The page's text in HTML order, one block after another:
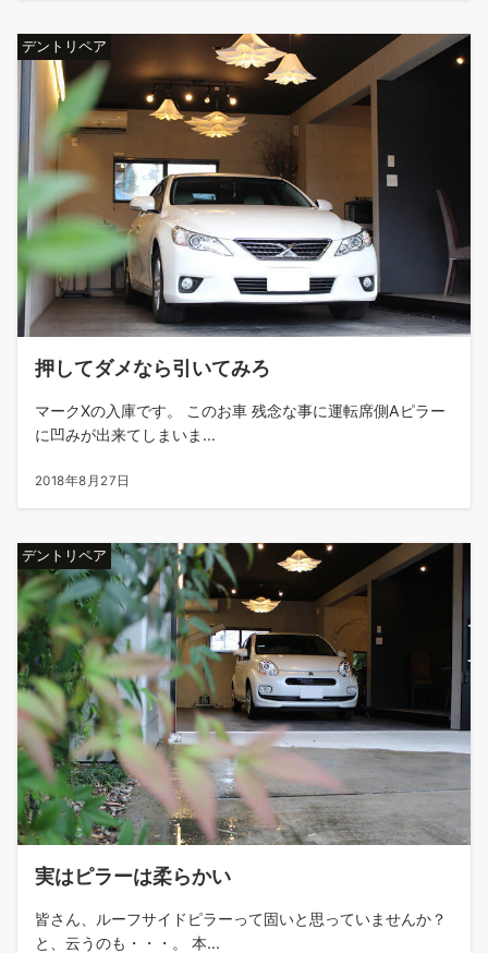
デントリペア
押してダメなら引いてみろ
マークXの入庫です。 このお車 残念な事に運転席側Aピラー
に凹みが出来てしまいま...
2018年8月27日
デントリペア
実はピラーは柔らかい
皆さん、ルーフサイドピラーって固いと思っていませんか？
と、云うのも・・・。 本...